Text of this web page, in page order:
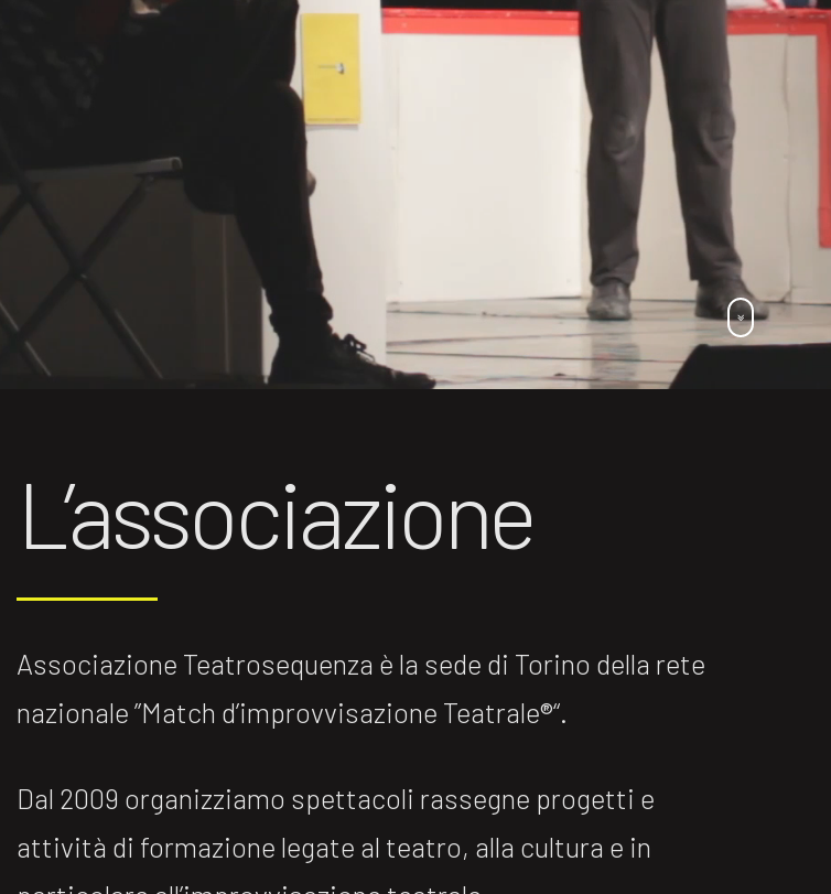
L’associazione
Associazione Teatrosequenza è la sede di Torino della rete
nazionale ”Match d’improvvisazione Teatrale®️“.
Dal 2009 organizziamo spettacoli rassegne progetti e
attività di formazione legate al teatro, alla cultura e in